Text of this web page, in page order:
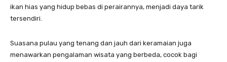
ikan hias yang hidup bebas di perairannya, menjadi daya tarik
tersendiri.
Suasana pulau yang tenang dan jauh dari keramaian juga
menawarkan pengalaman wisata yang berbeda, cocok bagi